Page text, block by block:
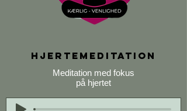
Hjertemeditation
Meditation med fokus
på hjertet